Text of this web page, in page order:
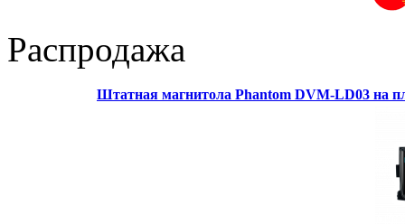
Распродажа
Штатная магнитола Phantom DVM-LD03 на